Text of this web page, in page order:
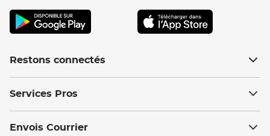
Restons connectés
Services Pros
Envois Courrier